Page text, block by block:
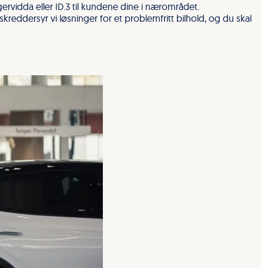
eller ID.3 til kundene dine i nærområdet.
vi løsninger for et problemfritt bilhold, og du skal